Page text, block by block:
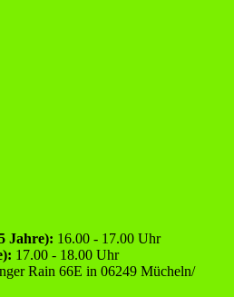
Jahre): 16.00 - 17.00 Uhr
17.00 - 18.00 Uhr
Rain 66E in 06249 Mücheln/